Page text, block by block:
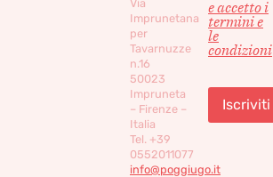
Via
Imprunetana
per
Tavarnuzze
n.16
50023
Impruneta
– Firenze –
Italia
Tel. +39
0552011077
info@poggiugo.it
e accetto i
termini e
le
condizioni